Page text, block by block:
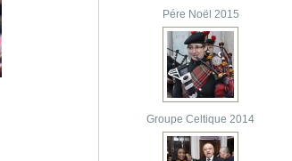
Pére Noël 2015
Groupe Celtique 2014